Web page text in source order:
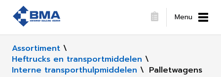
Menu
Assortiment \
Heftrucks en transportmiddelen \
Interne transporthulpmiddelen \ Palletwagens